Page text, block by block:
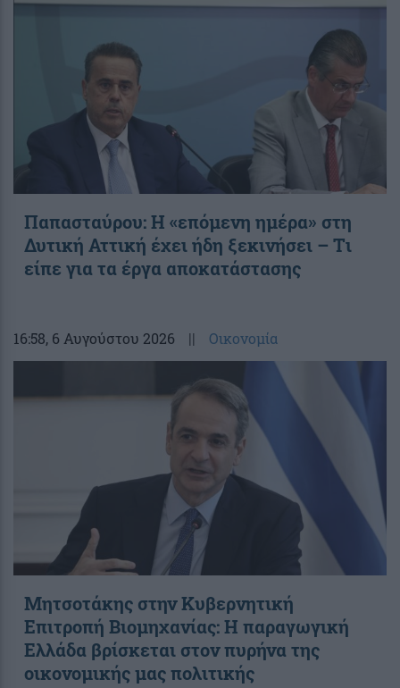
Παπασταύρου: Η «επόμενη ημέρα» στη
Δυτική Αττική έχει ήδη ξεκινήσει – Tι
είπε για τα έργα αποκατάστασης
16:58, 6 Αυγούστου 2026 || Οικονομία
Μητσοτάκης στην Κυβερνητική
Επιτροπή Βιομηχανίας: Η παραγωγική
Ελλάδα βρίσκεται στον πυρήνα της
οικονομικής μας πολιτικής